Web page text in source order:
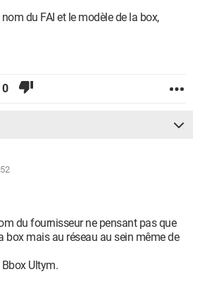
pourra m'aider !
du FAI et le modèle de la box,
0
du fournisseur ne pensant pas que
box mais au réseau au sein même de
Ultym.